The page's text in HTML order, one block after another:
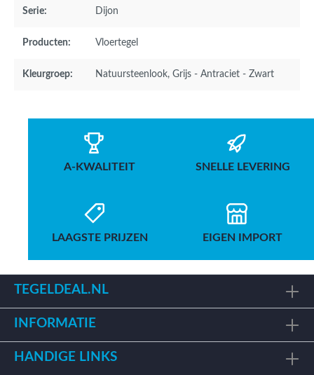
Serie: Dijon
Producten: Vloertegel
Kleurgroep: Natuursteenlook, Grijs - Antraciet - Zwart
A-KWALITEIT SNELLE LEVERING
LAAGSTE PRIJZEN EIGEN IMPORT
TEGELDEAL.NL
INFORMATIE
HANDIGE LINKS